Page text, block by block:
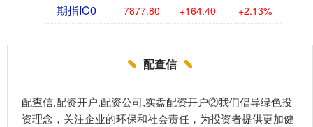
期指IC0 7877.80 +164.40 +2.13%
配查信
配查信,配资开户,配资公司,实盘配资开户②我们倡导绿色投
资理念，关注企业的环保和社会责任，为投资者提供更加健